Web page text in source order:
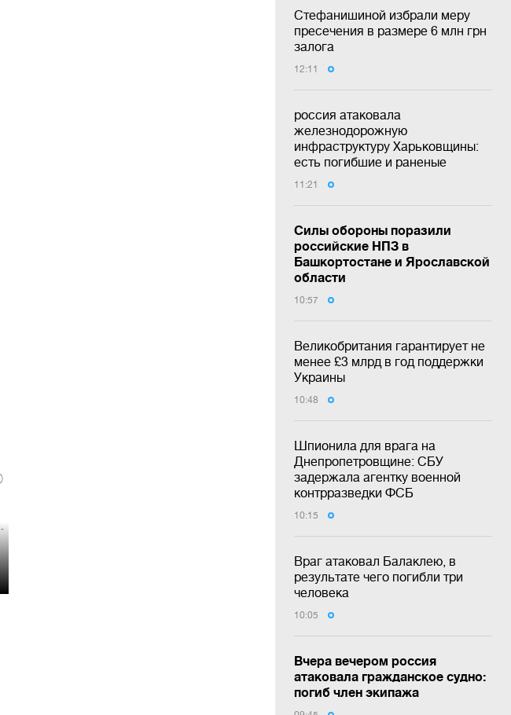
Стефанишиной избрали меру
пресечения в размере 6 млн грн
залога
12:11
россия атаковала
железнодорожную
инфраструктуру Харьковщины:
есть погибшие и раненые
11:21
Силы обороны поразили
российские НПЗ в
Башкортостане и Ярославской
области
10:57
Великобритания гарантирует не
менее £3 млрд в год поддержки
Украины
10:48
Шпионила для врага на
Днепропетровщине: СБУ
задержала агентку военной
контрразведки ФСБ
10:15
Враг атаковал Балаклею, в
результате чего погибли три
человека
10:05
Вчера вечером россия
атаковала гражданское судно:
погиб член экипажа